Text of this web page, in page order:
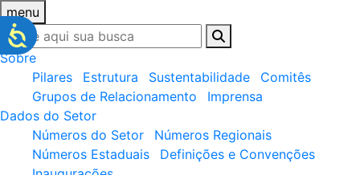
menu
Sobre
Pilares
Estrutura Sustentabilidade
Comitês
Grupos de Relacionamento
Imprensa
Dados do Setor
Números do Setor
Números Regionais
Números Estaduais
Definições e Convenções